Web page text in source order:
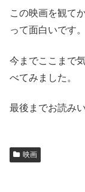
この映画を観て
って面白いです。
今までここまで
べてみました。
最後までお読み
映画